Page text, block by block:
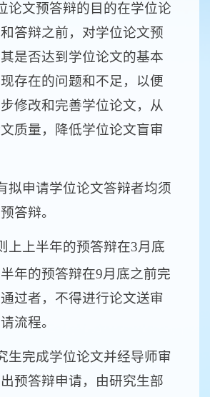
论文预答辩的目的在学位论
答辩之前，对学位论文预
是否达到学位论文的基本
存在的问题和不足，以便
修改和完善学位论文，从
质量，降低学位论文盲审
拟申请学位论文答辩者均须
答辩。
上上半年的预答辩在3月底
年的预答辩在9月底之前完
过者，不得进行论文送审
流程。
生完成学位论文并经导师审
预答辩申请，由研究生部